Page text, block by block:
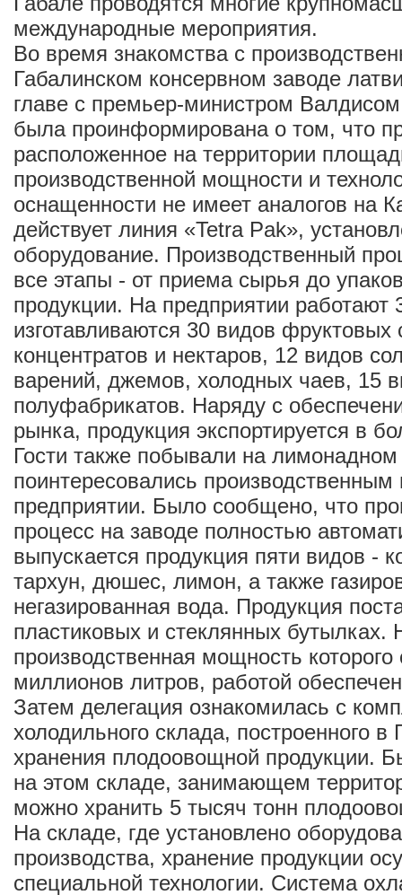
международные мероприятия.
Во время знакомства с
Габалинском консервном заводе
главе с премьер-министром
была проинформирована о том, что
расположенное на территории
производственной мощности и
оснащенности не имеет аналогов на
действует линия «Tetra Pak»,
оборудование. Производственный
все этапы - от приема сырья до
продукции. На предприятии работают
изготавливаются 30 видов фруктовых
концентратов и нектаров, 12 видов
варений, джемов, холодных чаев, 15
полуфабрикатов. Наряду с
рынка, продукция экспортируется в
Гости также побывали на лимонадном
поинтересовались
предприятии. Было сообщено, что
процесс на заводе полностью
выпускается продукция пяти видов -
тархун, дюшес, лимон, а также
негазированная вода. Продукция
пластиковых и стеклянных бутылках.
производственная мощность которого
миллионов литров, работой
Затем делегация ознакомилась с
холодильного склада, построенного в
хранения плодоовощной продукции.
на этом складе, занимающем
можно хранить 5 тысяч тонн
На складе, где установлено
производства, хранение продукции
специальной технологии. Система